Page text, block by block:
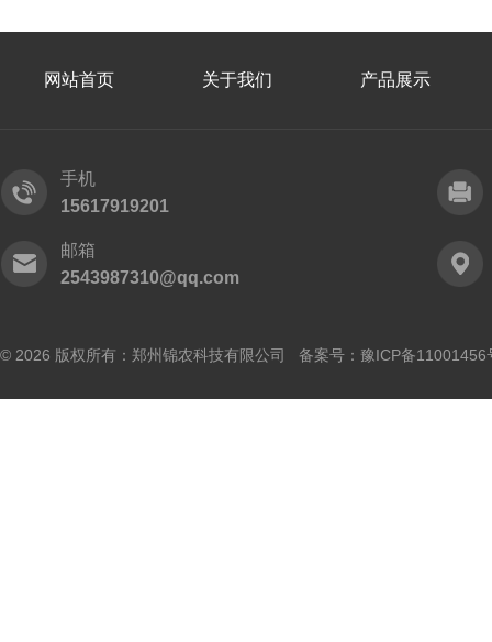
网站首页 关于我们 产品展示
手机
15617919201
邮箱
2543987310@qq.com
© 2026 版权所有：郑州锦农科技有限公司 备案号： 豫ICP备11001456